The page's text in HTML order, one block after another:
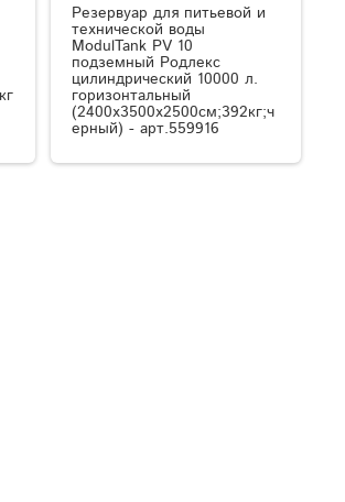
Резервуар для питьевой и
технической воды
ModulTank PV 10
подземный Родлекс
цилиндрический 10000 л.
горизонтальный
(2400x3500x2500см;392кг;ч
ерный) - арт.559916